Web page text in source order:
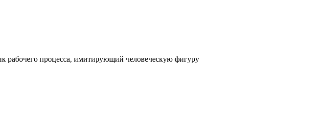
рабочего процесса, имитирующий человеческую фигуру